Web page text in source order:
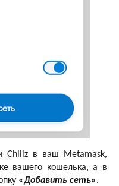
Chiliz в ваш Metamask,
вашего кошелька, а в
«Добавить сеть».